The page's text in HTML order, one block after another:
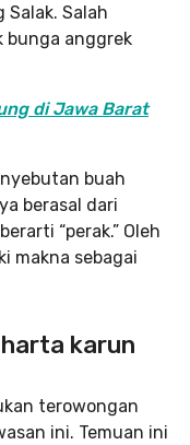
Salah
bunga anggrek
di Jawa Barat
buah
berasal dari
“perak.” Oleh
makna sebagai
karun
terowongan
ini. Temuan ini